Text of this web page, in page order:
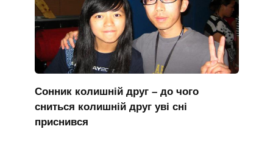
Сонник колишній друг – до чого
сниться колишній друг уві сні
приснився